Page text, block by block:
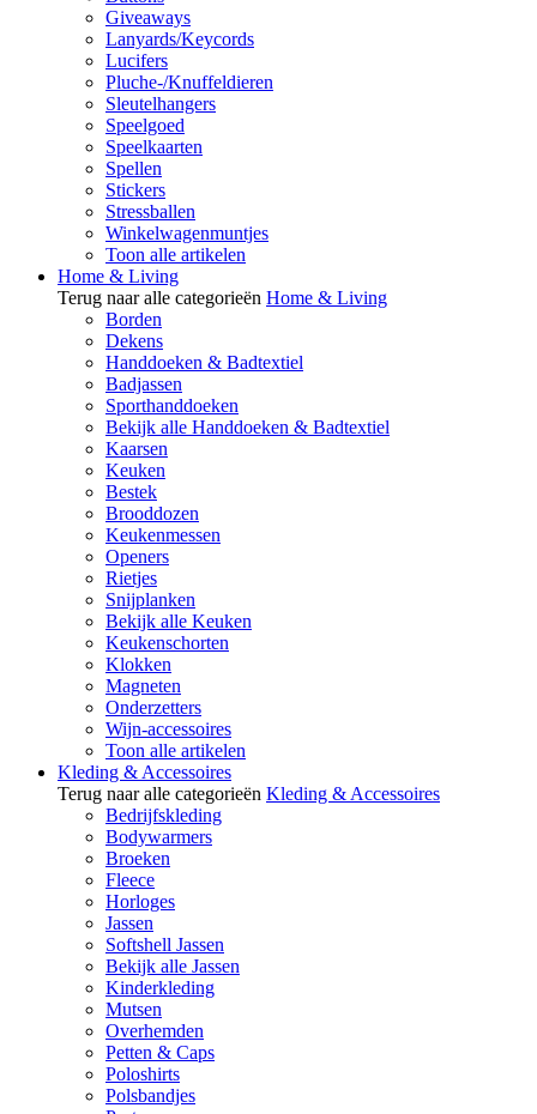
Giveaways
Lanyards/Keycords
Lucifers
Pluche-/Knuffeldieren
Sleutelhangers
Speelgoed
Speelkaarten
Spellen
Stickers
Stressballen
Winkelwagenmuntjes
Toon alle artikelen
Home & Living
Terug naar alle categorieën Home & Living
Borden
Dekens
Handdoeken & Badtextiel
Badjassen
Sporthanddoeken
Bekijk alle Handdoeken & Badtextiel
Kaarsen
Keuken
Bestek
Brooddozen
Keukenmessen
Openers
Rietjes
Snijplanken
Bekijk alle Keuken
Keukenschorten
Klokken
Magneten
Onderzetters
Wijn-accessoires
Toon alle artikelen
Kleding & Accessoires
Terug naar alle categorieën Kleding & Accessoires
Bedrijfskleding
Bodywarmers
Broeken
Fleece
Horloges
Jassen
Softshell Jassen
Bekijk alle Jassen
Kinderkleding
Mutsen
Overhemden
Petten & Caps
Poloshirts
Polsbandjes